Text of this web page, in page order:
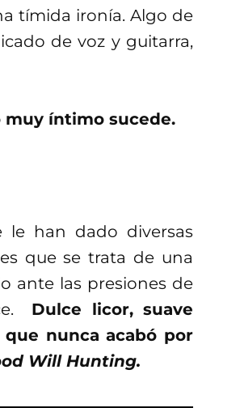
tímida ironía. Algo de
de voz y guitarra,
muy íntimo sucede.
le han dado diversas
que se trata de una
ante las presiones de
Dulce licor, suave
nunca acabó por
Will Hunting.